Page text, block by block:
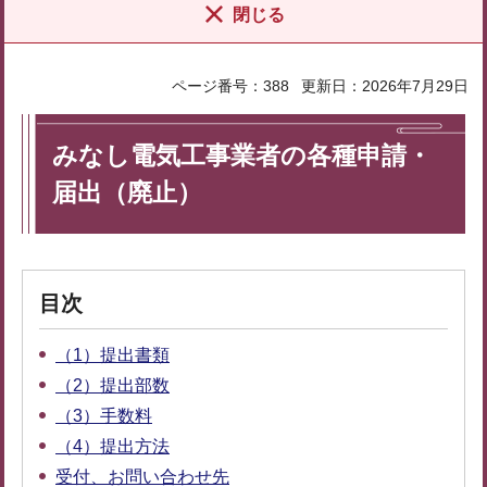
閉じる
ページ番号：388 更新日：2026年7月29日
みなし電気工事業者の各種申請・
届出（廃止）
目次
（1）提出書類
（2）提出部数
（3）手数料
（4）提出方法
受付、お問い合わせ先